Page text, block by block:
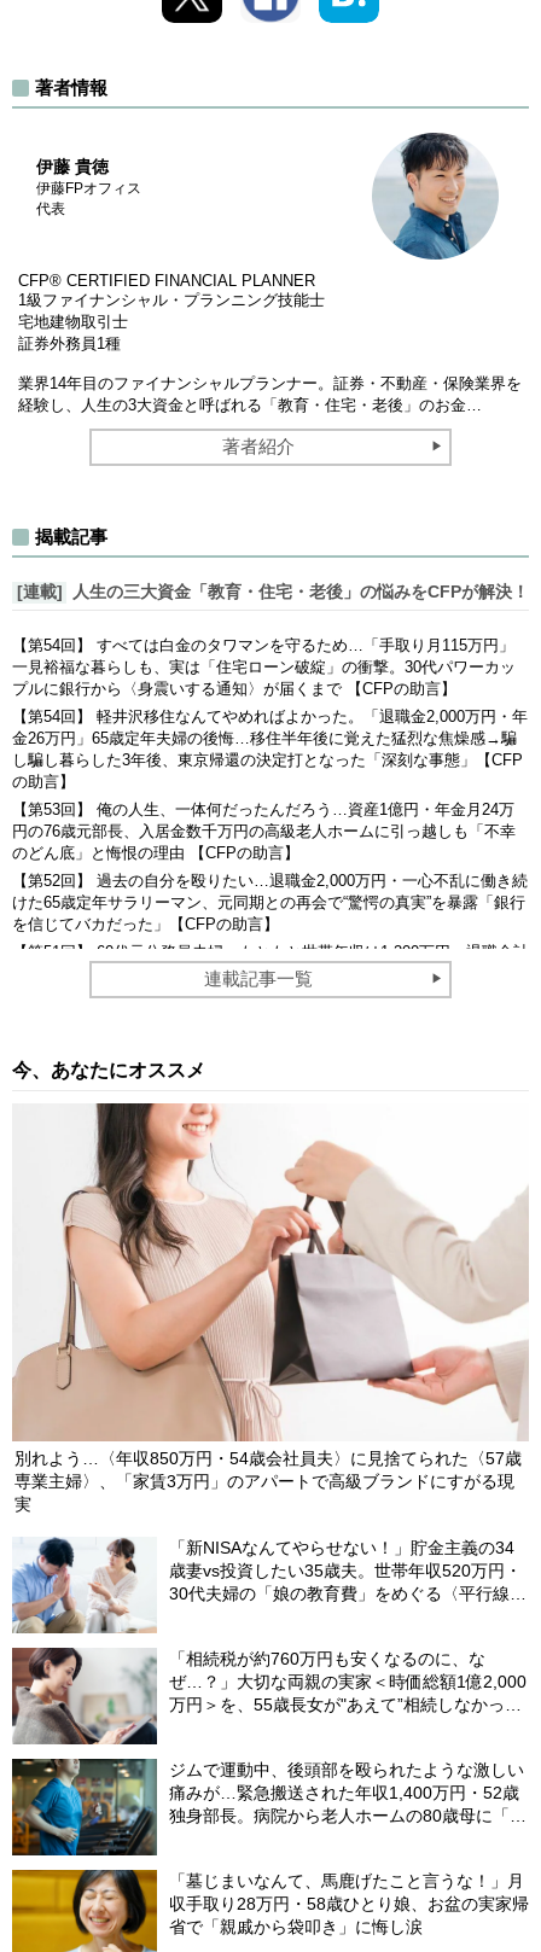
著者情報
伊藤 貴徳
伊藤FPオフィス
代表
CFP®︎ CERTIFIED FINANCIAL PLANNER
1級ファイナンシャル・プランニング技能士
宅地建物取引士
証券外務員1種
業界14年目のファイナンシャルプランナー。証券・不動産・保険業界を
経験し、人生の3大資金と呼ばれる「教育・住宅・老後」のお金…
著者紹介
揭載記事
[連載] 人生の三大資金「教育・住宅・老後」の悩みをCFPが解決！
【第54回】 すべては白金のタワマンを守るため…「手取り月115万円」
一見裕福な暮らしも、実は「住宅ローン破綻」の衝撃。30代パワーカッ
プルに銀行から〈身震いする通知〉が届くまで 【CFPの助言】
【第54回】 軽井沢移住なんてやめればよかった。「退職金2,000万円・年
金26万円」65歳定年夫婦の後悔…移住半年後に覚えた猛烈な焦燥感→騙
し騙し暮らした3年後、東京帰還の決定打となった「深刻な事態」【CFP
の助言】
【第53回】 俺の人生、一体何だったんだろう…資産1億円・年金月24万
円の76歳元部長、入居金数千万円の高級老人ホームに引っ越しも「不幸
のどん底」と悔恨の理由 【CFPの助言】
【第52回】 過去の自分を殴りたい…退職金2,000万円・一心不乱に働き続
けた65歳定年サラリーマン、元同期との再会で“驚愕の真実”を暴露「銀行
を信じてバカだった」【CFPの助言】
【第51回】 60代元公務員夫婦、もともと世帯年収は1,200万円・退職金計
3,000万円が着金も…「老後資金ゼロ」の謎。露わとなった「原因」に絶
句 【CFPの助言】
連載記事一覧
今、あなたにオススメ
別れよう…〈年収850万円・54歳会社員夫〉に見捨てられた〈57歳
専業主婦〉、「家賃3万円」のアパートで高級ブランドにすがる現
実
「新NISAなんてやらせない！」貯金主義の34
歳妻vs投資したい35歳夫。世帯年収520万円・
30代夫婦の「娘の教育費」をめぐる〈平行線の
「相続税が約760万円も安くなるのに、な
ぜ…？」大切な両親の実家＜時価総額1億2,000
万円＞を、55歳長女が"あえて”相続しなかった
ジムで運動中、後頭部を殴られたような激しい
痛みが…緊急搬送された年収1,400万円・52歳
独身部長。病院から老人ホームの80歳母に「お
「墓じまいなんて、馬鹿げたこと言うな！」月
収手取り28万円・58歳ひとり娘、お盆の実家帰
省で「親戚から袋叩き」に悔し涙